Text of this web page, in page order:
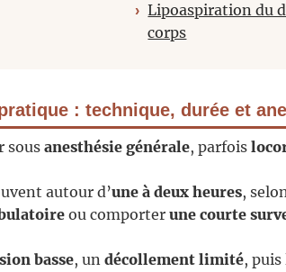
Lipoaspiration du
corps
: technique, durée et
sousanesthésie générale, parfois
autour d’une à deux heures,
ou comporterune courte
basse, undécollement limité,